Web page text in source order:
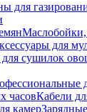
для
для
для сушилок
часовКабели
камер